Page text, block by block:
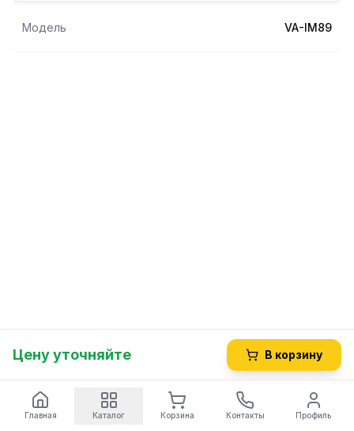
Модель VA-IM89
Цену уточняйте В корзину
Главная Каталог Корзина Контакты Профиль